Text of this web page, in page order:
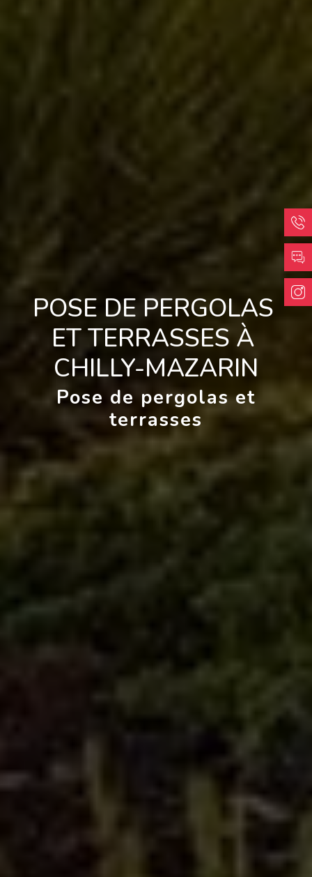
POSE DE PERGOLAS
ET TERRASSES À
CHILLY-MAZARIN
Pose de pergolas et
terrasses